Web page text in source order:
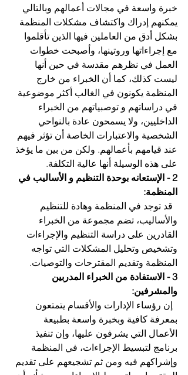
خبرة واسعة في مجالات أعمالهم وبالتالي
يمكنهم إدراك واكتشاف مشكلات المنظمة
بشكل أدق من العاملين فيها الذين تأقلموا
مع إجراءاتها وروتينها، وأصبحت خطوات
العمل في نظرهم مقدسة في حين أنها
ليست كذلك، كما أن الخبراء من خارج
المنظمة يكونون في الغالب أكثر موضوعية
في دراساتهم و توصبياتهم من الخبراء
الداخليين، ولا يسمحون عادة بالنواحي
الشخصية والاعتبارات الخاصة أن تؤثر فيهم
عند قيامهم بأعمالهم. ولكن من بين ما يؤخذ
على هذه الوسيلة أنها عالية التكلفة.
2 - الإستعانه بوحدة التنظيم و الأساليب في
المنظمة:
  قد توجد في المنظمة وهادة للتنظيم
والأساليب، تضم مجموعة من الخبراء
القادرين على دراسة التنظيم والإجراءات
وتشخيص وتحليل المشكلات التي تواجه
المنظمة وتقدیم المقترحات والتوصيات.
3 - الاستفادة من الخبراء المدربين
والمشرفين:
  إن رؤساء الإدارات والأقسام يتمتعون
بمعرفة كافية وبخبرة واسعة بطبيعة
الأعمال التي يشرفون عليها، وإن تنفيذ
برنامج لتبسيط الإجراءات، في المنظمة
وإشراكهم فيه ومن ثم تشجيعهم على تقديم